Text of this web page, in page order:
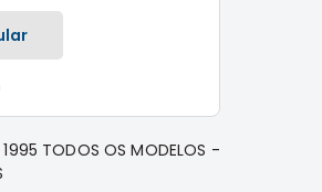
TODOS OS MODELOS -